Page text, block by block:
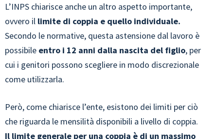
L’INPS chiarisce anche un altro aspetto importante,
ovvero il limite di coppia e quello individuale.
Secondo le normative, questa astensione dal lavoro è
possibile entro i 12 anni dalla nascita del figlio, per
cui i genitori possono scegliere in modo discrezionale
come utilizzarla.
Però, come chiarisce l’ente, esistono dei limiti per ciò
che riguarda le mensilità disponibili a livello di coppia.
Il limite generale per una coppia è di un massimo